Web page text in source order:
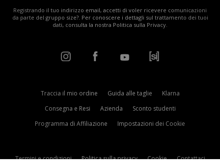
Registrando il tuo indirizzo email, accetti di voler ricevere comunicazioni
da parte del gruppo size?. Per conoscere i dettagli sul trattamento dei tuoi
dati, consulta la nostra Politica sulla Privacy.
Traccia il mio ordine Guida alle taglie
Klarna
Consegna e Resi
Azienda
Sconto studenti
Programma di Affiliazione
Impostazioni dei Cookie
Termini e condizioni Politica sulla privacy Cookie Contattaci